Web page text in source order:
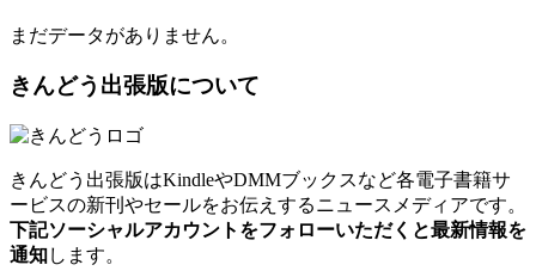
まだデータがありません。
きんどう出張版について
きんどう出張版はKindleやDMMブックスなど各電子書籍サ
ービスの新刊やセールをお伝えするニュースメディアです。
下記ソーシャルアカウントをフォローいただくと最新情報を
通知します。